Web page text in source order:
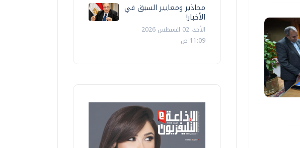
محاذير ومعايير السبق في
الأخبار!
الأحد، 02 اغسطس 2026
11:09 ص